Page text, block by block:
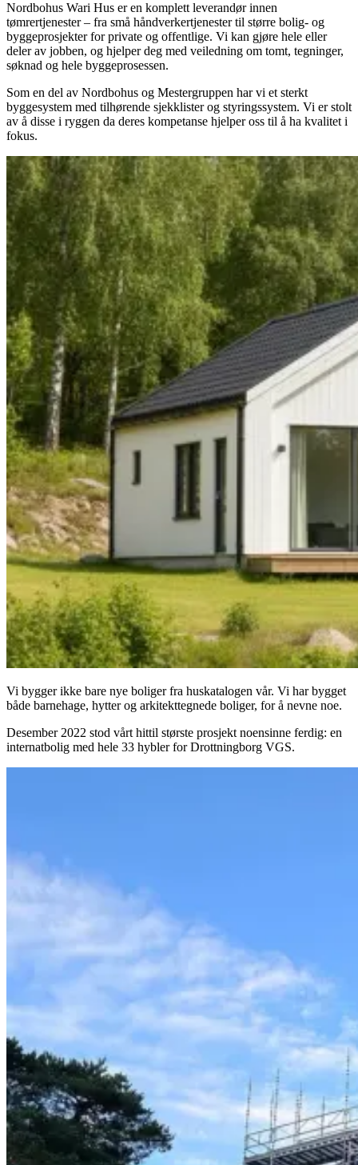
Nordbohus Wari Hus er en komplett leverandør innen
tømrertjenester – fra små håndverkertjenester til større bolig- og
byggeprosjekter for private og offentlige. Vi kan gjøre hele eller
deler av jobben, og hjelper deg med veiledning om tomt, tegninger,
søknad og hele byggeprosessen.
Som en del av Nordbohus og Mestergruppen har vi et sterkt
byggesystem med tilhørende sjekklister og styringssystem. Vi er stolt
av å disse i ryggen da deres kompetanse hjelper oss til å ha kvalitet i
fokus.
Vi bygger ikke bare nye boliger fra huskatalogen vår. Vi har bygget
både barnehage, hytter og arkitekttegnede boliger, for å nevne noe.
Desember 2022 stod vårt hittil største prosjekt noensinne ferdig: en
internatbolig med hele 33 hybler for Drottningborg VGS.